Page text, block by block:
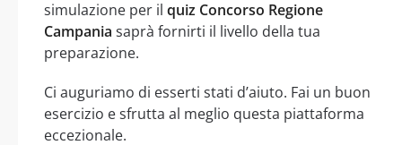
simulazione per il quiz Concorso Regione
Campania saprà fornirti il livello della tua
preparazione.
Ci auguriamo di esserti stati d’aiuto. Fai un buon
esercizio e sfrutta al meglio questa piattaforma
eccezionale.